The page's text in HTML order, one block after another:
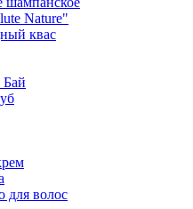
Nature"
квас
для волос